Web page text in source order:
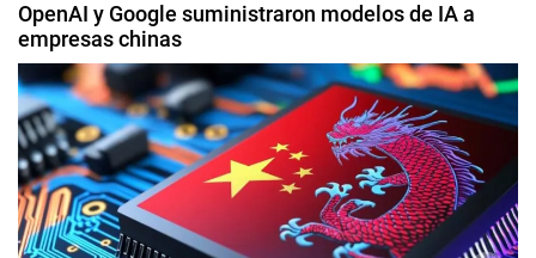
OpenAI y Google suministraron modelos de IA a
empresas chinas